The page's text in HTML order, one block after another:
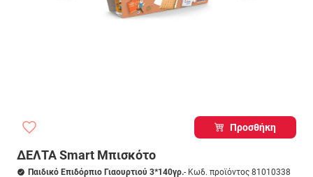
Προσθήκη
ΔΕΛΤΑ Smart Μπισκότο
Παιδικό Επιδόρπιο Γιαουρτιού 3*140γρ.- Κωδ. προϊόντος 81010338